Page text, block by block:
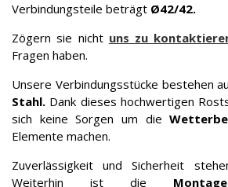
Verbindungsteile beträgt Ø42/42.
Zögern sie nicht uns zu
Fragen haben.
Unsere Verbindungsstücke bestehen
Stahl. Dank dieses hochwertigen
sich keine Sorgen um die
Elemente machen.
Zuverlässigkeit und Sicherheit
Weiterhin ist die